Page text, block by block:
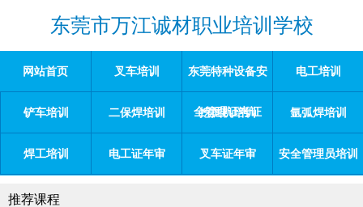
东莞市万江诚材职业培训学校
网站首页 叉车培训 东莞特种设备安
全管理证考证
电工培训
铲车培训 二保焊培训 挖掘机培训 氩弧焊培训
焊工培训 电工证年审 叉车证年审 安全管理员培训
推荐课程